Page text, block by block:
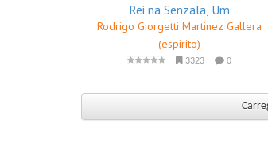
Rei na Senzala, Um
Rodrigo Giorgetti Martinez Gallera
(espirito)
3323 0